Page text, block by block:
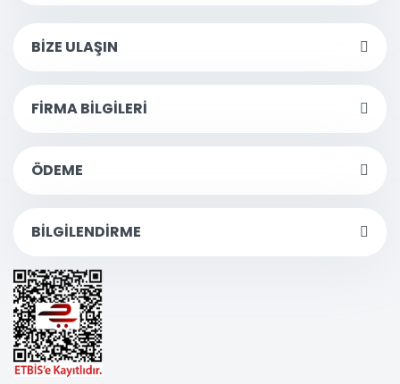
BİZE ULAŞIN
FİRMA BİLGİLERİ
ÖDEME
BİLGİLENDİRME